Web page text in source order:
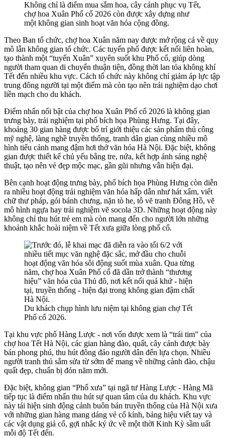
Không chỉ là điểm mua sắm hoa, cây cảnh phục vụ Tết,
chợ hoa Xuân Phố cổ 2026 còn được xây dựng như
một không gian sinh hoạt văn hóa cộng đồng.
Theo Ban tổ chức, chợ hoa Xuân năm nay được mở rộng cả về quy
mô lẫn không gian tổ chức. Các tuyến phố được kết nối liên hoàn,
tạo thành một “tuyến Xuân” xuyên suốt khu Phố cổ, giúp dòng
người tham quan di chuyển thuận tiện, đồng thời lan tỏa không khí
Tết đến nhiều khu vực. Cách tổ chức này không chỉ giảm áp lực tập
trung đông người tại một điểm mà còn tạo nên trải nghiệm dạo chơi
liền mạch cho du khách.
Điểm nhấn nổi bật của chợ hoa Xuân Phố cổ 2026 là không gian
trưng bày, trải nghiệm tại phố bích họa Phùng Hưng. Tại đây,
khoảng 30 gian hàng được bố trí giới thiệu các sản phẩm thủ công
mỹ nghệ, làng nghề truyền thống, tranh dân gian cùng nhiều mô
hình tiểu cảnh mang đậm hơi thở văn hóa Hà Nội. Đặc biệt, không
gian được thiết kế chủ yếu bằng tre, nứa, kết hợp ánh sáng nghệ
thuật, tạo nên vẻ đẹp mộc mạc, gần gũi nhưng vẫn hiện đại.
Bên cạnh hoạt động trưng bày, phố bích họa Phùng Hưng còn diễn
ra nhiều hoạt động trải nghiệm văn hóa hấp dẫn như hát xẩm, viết
chữ thư pháp, gói bánh chưng, nặn tò he, tô vẽ tranh Đông Hồ, vẽ
mô hình ngựa hay trải nghiệm vẽ socola 3D. Những hoạt động này
không chỉ thu hút trẻ em mà còn mang đến cho người lớn những
khoảnh khắc hoài niệm về Tết xưa giữa lòng phố cổ.
Du khách chụp hình lưu niệm tại không gian chợ Tết
Phố cổ 2026.
Tại khu vực phố Hàng Lược - nơi vốn được xem là “trái tim” của
chợ hoa Tết Hà Nội, các gian hàng đào, quất, cây cảnh được bày
bán phong phú, thu hút đông đảo người dân đến lựa chọn. Nhiều
người tranh thủ sắm sửa từ sớm để mang về những cành đào, chậu
quất đẹp, chuẩn bị đón năm mới.
Đặc biệt, không gian “Phố xưa” tại ngã tư Hàng Lược - Hàng Mã
tiếp tục là điểm nhấn thu hút sự quan tâm của du khách. Khu vực
này tái hiện sinh động cảnh buôn bán truyền thống của Hà Nội xưa
với những gian hàng mang dáng vẻ cổ kính, bảng hiệu viết tay và
các vật dụng giả cổ, gợi nhắc ký ức về một thời Kinh Kỳ sầm uất
mỗi độ Tết đến.